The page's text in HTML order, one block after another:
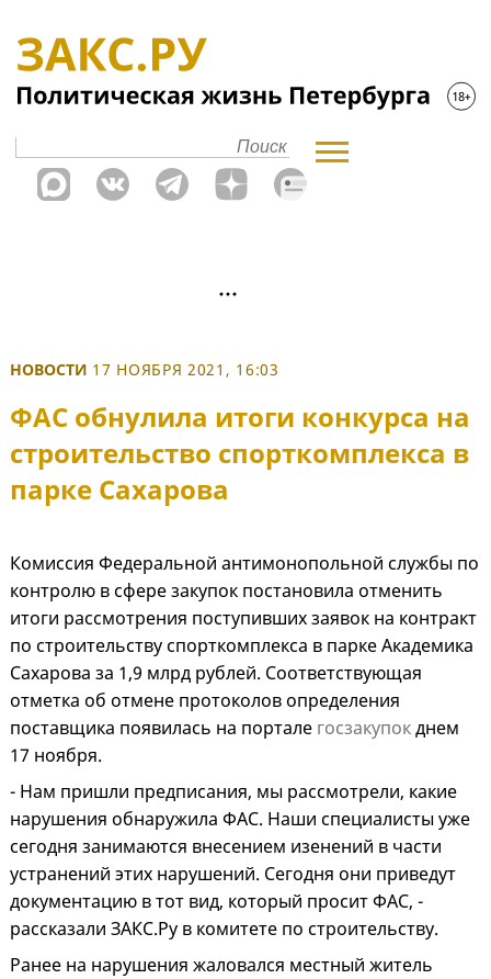
НОВОСТИ 17 НОЯБРЯ 2021, 16:03
ФАС обнулила итоги конкурса на
строительство спорткомплекса в
парке Сахарова
Комиссия Федеральной антимонопольной службы по
контролю в сфере закупок постановила отменить
итоги рассмотрения поступивших заявок на контракт
по строительству спорткомплекса в парке Академика
Сахарова за 1,9 млрд рублей. Соответствующая
отметка об отмене протоколов определения
поставщика появилась на портале госзакупокднем
17 ноября.
- Нам пришли предписания, мы рассмотрели, какие
нарушения обнаружила ФАС. Наши специалисты уже
сегодня занимаются внесением изенений в части
устранений этих нарушений. Сегодня они приведут
документацию в тот вид, который просит ФАС, -
рассказали ЗАКС.Ру в комитете по строительству.
Ранее на нарушения жаловался местный житель